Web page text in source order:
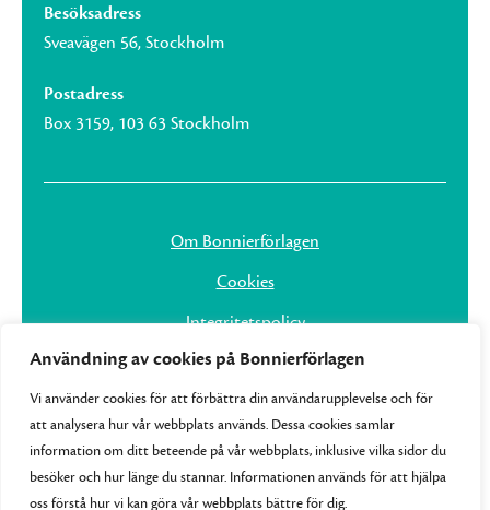
Användning av cookies på Bonnierförlagen
Vi använder cookies för att förbättra din användarupplevelse och för
att analysera hur vår webbplats används. Dessa cookies samlar
information om ditt beteende på vår webbplats, inklusive vilka sidor du
besöker och hur länge du stannar. Informationen används för att hjälpa
oss förstå hur vi kan göra vår webbplats bättre för dig.
Besöksadress
Sveavägen 56, Stockholm
Postadress
Box 3159, 103 63 Stockholm
Om Bonnierförlagen
Cookies
Integritetspolicy